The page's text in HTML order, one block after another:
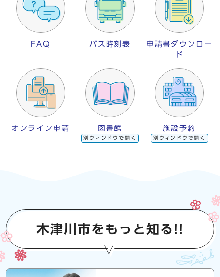
FAQ バス時刻表
申請書ダウンロー
ド
オンライン申請 図書館
別ウィンドウで開く
施設予約
別ウィンドウで開く
木津川市をもっと知る!!
市長・議会